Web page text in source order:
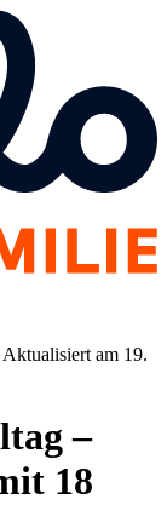
Aktualisiert am 19.
–
18